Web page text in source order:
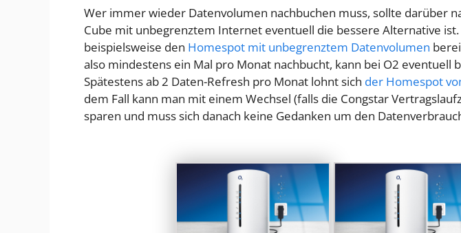
Wer immer wieder Datenvolumen nachbuchen muss, sollte darüber
Cube mit unbegrenztem Internet eventuell die bessere Alternative ist.
beispielsweise den Homespot mit unbegrenztem Datenvolumen
also mindestens ein Mal pro Monat nachbucht, kann bei O2 eventuell
Spätestens ab 2 Daten-Refresh pro Monat lohnt sich der Homespot
dem Fall kann man mit einem Wechsel (falls die Congstar
sparen und muss sich danach keine Gedanken um den